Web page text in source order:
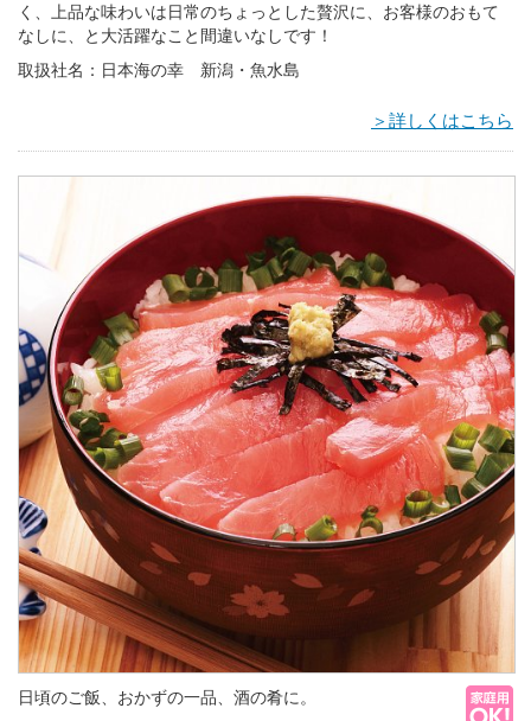
く、上品な味わいは日常のちょっとした贅沢に、お客様のおもて
なしに、と大活躍なこと間違いなしです！
取扱社名：日本海の幸 新潟・魚水島
＞詳しくはこちら
日頃のご飯、おかずの一品、酒の肴に。